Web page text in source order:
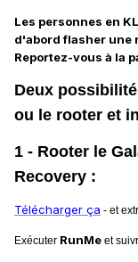
Les personnes en
d'abord flasher une
Reportez-vous à la
Deux
ou le rooter et
1 - Rooter le
Recovery :
Télécharger ça - et
Exécuter RunMe et